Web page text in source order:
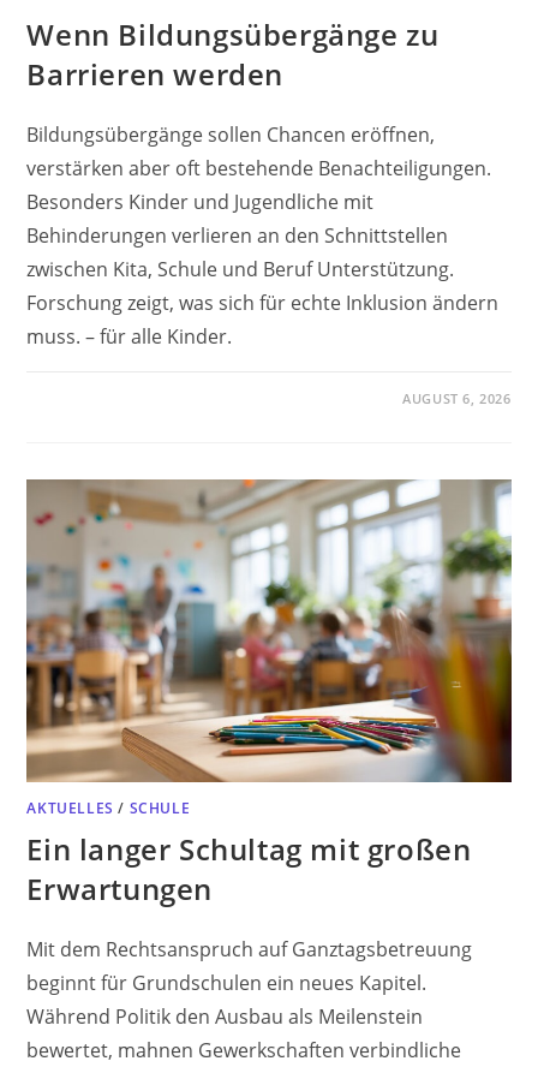
Wenn Bildungsübergänge zu
Barrieren werden
Bildungsübergänge sollen Chancen eröffnen,
verstärken aber oft bestehende Benachteiligungen.
Besonders Kinder und Jugendliche mit
Behinderungen verlieren an den Schnittstellen
zwischen Kita, Schule und Beruf Unterstützung.
Forschung zeigt, was sich für echte Inklusion ändern
muss. – für alle Kinder.
AUGUST 6, 2026
AKTUELLES / SCHULE
Ein langer Schultag mit großen
Erwartungen
Mit dem Rechtsanspruch auf Ganztagsbetreuung
beginnt für Grundschulen ein neues Kapitel.
Während Politik den Ausbau als Meilenstein
bewertet, mahnen Gewerkschaften verbindliche